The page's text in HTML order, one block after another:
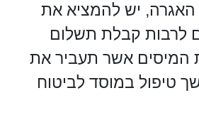
יש להמציא את
לרבות קבלת תשלום
המיסים אשר תעביר את
טיפול במוסד לביטוח